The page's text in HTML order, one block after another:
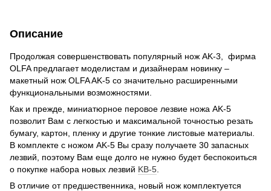
Описание
Продолжая совершенствовать популярный нож AK-3, фирма
OLFA предлагает моделистам и дизайнерам новинку –
макетный нож OLFA AK-5 со значительно расширенными
функциональными возможностями.
Как и прежде, миниатюрное перовое лезвие ножа AK-5
позволит Вам с легкостью и максимальной точностью резать
бумагу, картон, пленку и другие тонкие листовые материалы.
В комплекте с ножом AK-5 Вы сразу получаете 30 запасных
лезвий, поэтому Вам еще долго не нужно будет беспокоиться
о покупке набора новых лезвий KB-5
В отличие от предшественника, новый нож комплектуется